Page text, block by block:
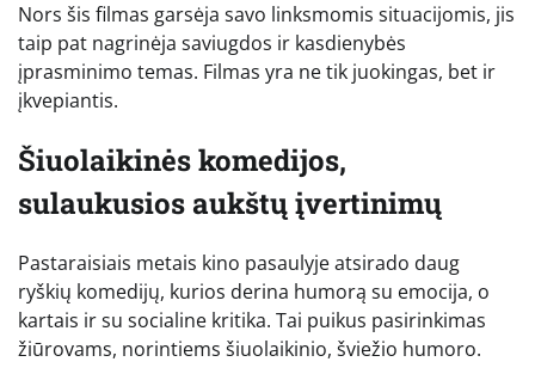
Nors šis filmas garsėja savo linksmomis situacijomis, jis
taip pat nagrinėja saviugdos ir kasdienybės
įprasminimo temas. Filmas yra ne tik juokingas, bet ir
įkvepiantis.
Šiuolaikinės komedijos,
sulaukusios aukštų įvertinimų
Pastaraisiais metais kino pasaulyje atsirado daug
ryškių komedijų, kurios derina humorą su emocija, o
kartais ir su socialine kritika. Tai puikus pasirinkimas
žiūrovams, norintiems šiuolaikinio, šviežio humoro.